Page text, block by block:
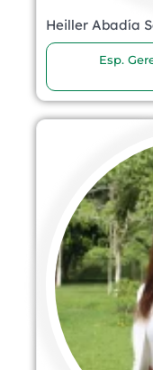
Heiller Abadía
Esp.